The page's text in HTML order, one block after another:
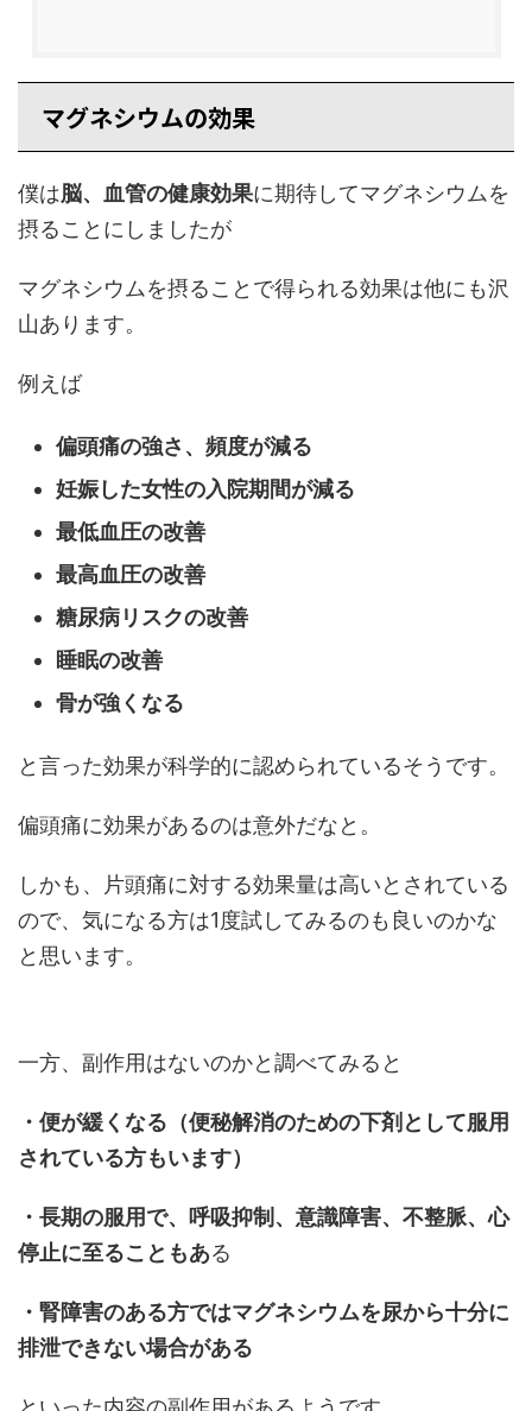
マグネシウムの効果
僕は脳、血管の健康効果に期待してマグネシウムを
摂ることにしましたが
マグネシウムを摂ることで得られる効果は他にも沢
山あります。
例えば
偏頭痛の強さ、頻度が減る
妊娠した女性の入院期間が減る
最低血圧の改善
最高血圧の改善
糖尿病リスクの改善
睡眠の改善
骨が強くなる
と言った効果が科学的に認められているそうです。
偏頭痛に効果があるのは意外だなと。
しかも、片頭痛に対する効果量は高いとされている
ので、気になる方は1度試してみるのも良いのかな
と思います。
一方、副作用はないのかと調べてみると
・便が緩くなる（便秘解消のための下剤として服用
されている方もいます）
・長期の服用で、呼吸抑制、意識障害、不整脈、心
停止に至ることもある
・腎障害のある方ではマグネシウムを尿から十分に
排泄できない場合がある